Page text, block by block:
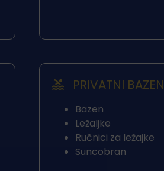
PRIVATNI BAZEN
Bazen
Ležaljke
Ručnici za ležajke
Suncobran